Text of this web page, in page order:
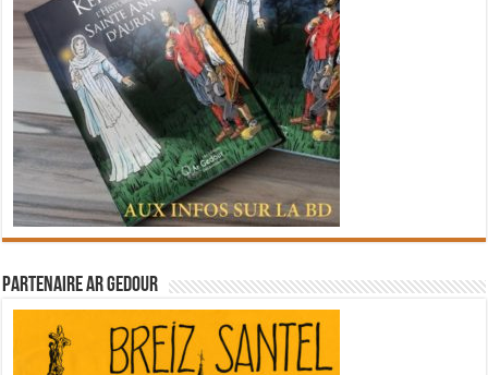
Partenaire Ar Gedour